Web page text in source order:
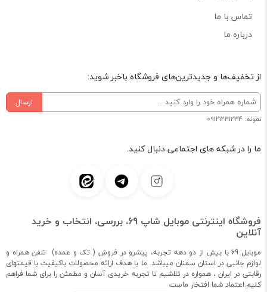
تماس با ما
درباره ما
از تخفیف‌ها و جدیدترین‌های فروشگاه باخبر شوید:
ارسال
نمونه: 09121231234
ما را در شبکه های اجتماعی دنبال کنید.
فروشگاه اینترنتی موبایل شاپ 69، بررسی، انتخاب و خرید
آنلاین
موبایل 69 با بیش از دو دهه تجربه، پیشرو در فروش ( تک و عمده) تلفن همراه و
لوازم جانبی در استان سمنان میباشد. ما با هدف ارائه محصولات باکیفیت با قیمتهای
رقابتی در ایران ، همواره در تلاشیم تا تجربه خریدی آسان و مطمئن را برای شما فراهم
کنیم.اعتماد شما افتخار ماست